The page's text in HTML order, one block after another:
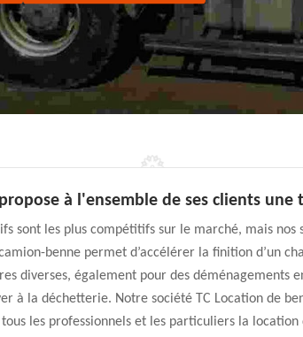
à l'ensemble de ses clients
sont les plus compétitifs sur le marché, mais nos
benne permet d’accélérer la finition d’un
diverses, également pour des déménagements
à la déchetterie. Notre société TC Location de
les professionnels et les particuliers la